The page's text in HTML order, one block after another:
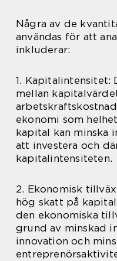
Några av de
användas för att
inkluderar:
1. Kapitalintensitet:
mellan
ekonomi som
kapital kan minska
att investera och
kapitalintensiteten.
2. Ekonomisk
hög skatt på
den ekonomiska
grund av minskad
innovation och